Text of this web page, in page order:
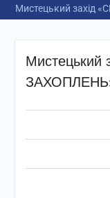
Мистецький захід
Мистецький